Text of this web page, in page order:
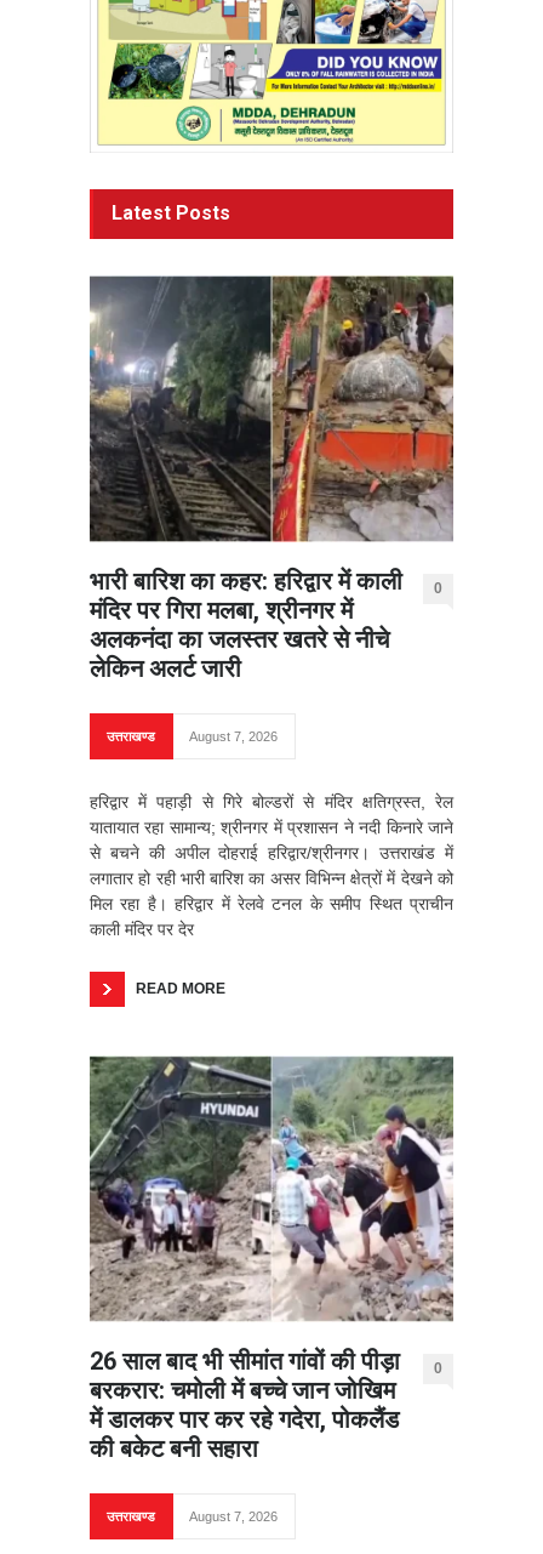
Latest Posts
भारी बारिश का कहर: हरिद्वार में काली
मंदिर पर गिरा मलबा, श्रीनगर में
अलकनंदा का जलस्तर खतरे से नीचे
लेकिन अलर्ट जारी
0
उत्तराखण्ड August 7, 2026
हरिद्वार में पहाड़ी से गिरे बोल्डरों से मंदिर क्षतिग्रस्त, रेल
यातायात रहा सामान्य; श्रीनगर में प्रशासन ने नदी किनारे जाने
से बचने की अपील दोहराई हरिद्वार/श्रीनगर। उत्तराखंड में
लगातार हो रही भारी बारिश का असर विभिन्न क्षेत्रों में देखने को
मिल रहा है। हरिद्वार में रेलवे टनल के समीप स्थित प्राचीन
काली मंदिर पर देर
READ MORE
26 साल बाद भी सीमांत गांवों की पीड़ा
बरकरार: चमोली में बच्चे जान जोखिम
में डालकर पार कर रहे गदेरा, पोकलैंड
की बकेट बनी सहारा
0
उत्तराखण्ड August 7, 2026